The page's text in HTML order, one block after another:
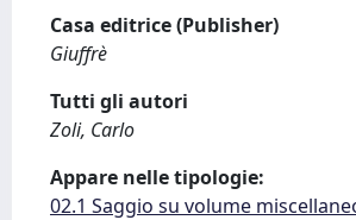
Casa editrice (Publisher)
Giuffrè
Tutti gli autori
Zoli, Carlo
Appare nelle tipologie:
02.1 Saggio su volume